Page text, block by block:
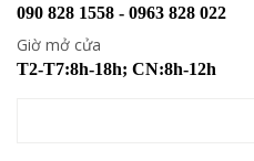
090 828 1558 - 0963 828 022
Giờ mở cửa
T2-T7:8h-18h; CN:8h-12h